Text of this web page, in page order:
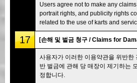
Users agree not to make any
portrait rights, and publicity rights
related to the use of karts and
17 [손해 및 벌금 청구 / Claims for
사용자가 이러한 이용약관을 위반한
반 벌금에 관해 당 매장이 제기하는
정합니다.